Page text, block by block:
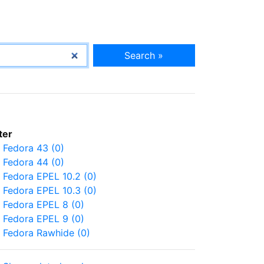
Search »
Fedora 43 (0)
Fedora 44 (0)
Fedora EPEL 10.2 (0)
Fedora EPEL 10.3 (0)
Fedora EPEL 8 (0)
Fedora EPEL 9 (0)
Fedora Rawhide (0)